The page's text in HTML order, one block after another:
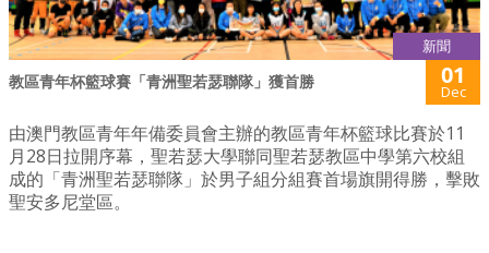
新聞
教區青年杯籃球賽「青洲聖若瑟聯隊」獲首勝 01
Dec
由澳門教區青年年備委員會主辦的教區青年杯籃球比賽於11
月28日拉開序幕，聖若瑟大學聯同聖若瑟教區中學第六校組
成的「青洲聖若瑟聯隊」於男子組分組賽首場旗開得勝，擊敗
聖安多尼堂區。